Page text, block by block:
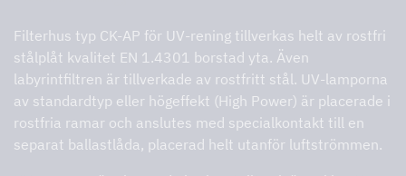
Filterhus typ CK-AP för UV-rening tillverkas helt av rostfri
stålplåt kvalitet EN 1.4301 borstad yta. Även
labyrintfiltren är tillverkade av rostfritt stål. UV-lamporna
av standardtyp eller högeffekt (High Power) är placerade i
rostfria ramar och anslutes med specialkontakt till en
separat ballastlåda, placerad helt utanför luftströmmen.